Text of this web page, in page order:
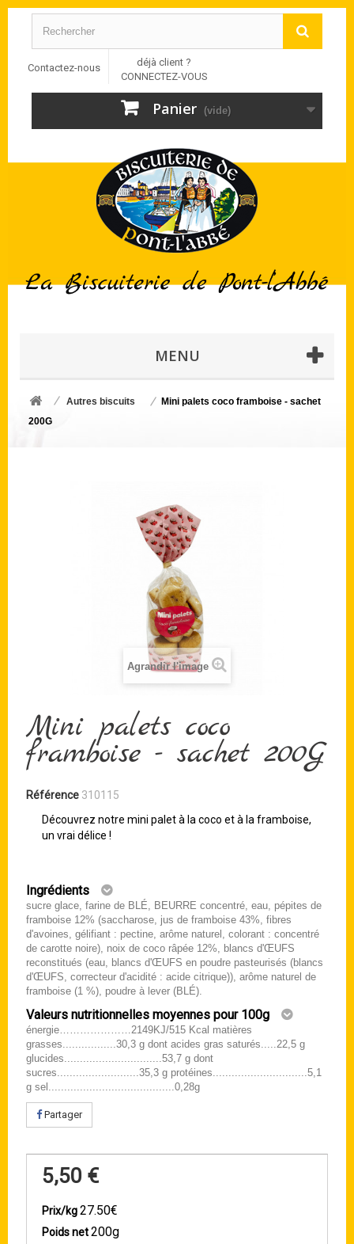
Contactez-nous
déjà client ?
CONNECTEZ-VOUS
Panier (vide)
MENU
Autres biscuits
Mini palets coco framboise - sachet
200G
Agrandir l'image
Mini palets coco
framboise - sachet 200G
Référence 310115
Découvrez notre mini palet à la coco et à la framboise,
un vrai délice !
Ingrédients
sucre glace, farine de BLÉ, BEURRE concentré, eau, pépites de
framboise 12% (saccharose, jus de framboise 43%, fibres
d'avoines, gélifiant : pectine, arôme naturel, colorant : concentré
de carotte noire), noix de coco râpée 12%, blancs d'ŒUFS
reconstitués (eau, blancs d'ŒUFS en poudre pasteurisés (blancs
d'ŒUFS, correcteur d'acidité : acide citrique)), arôme naturel de
framboise (1 %), poudre à lever (BLÉ).
Valeurs nutritionnelles moyennes pour 100g
énergie…………………2149KJ/515 Kcal matières
grasses.................30,3 g dont acides gras saturés.....22,5 g
glucides...............................53,7 g dont
sucres..........................35,3 g protéines..............................5,1
g sel........................................0,28g
Partager
5,50 €
Prix/kg27.50€
Poids net200g